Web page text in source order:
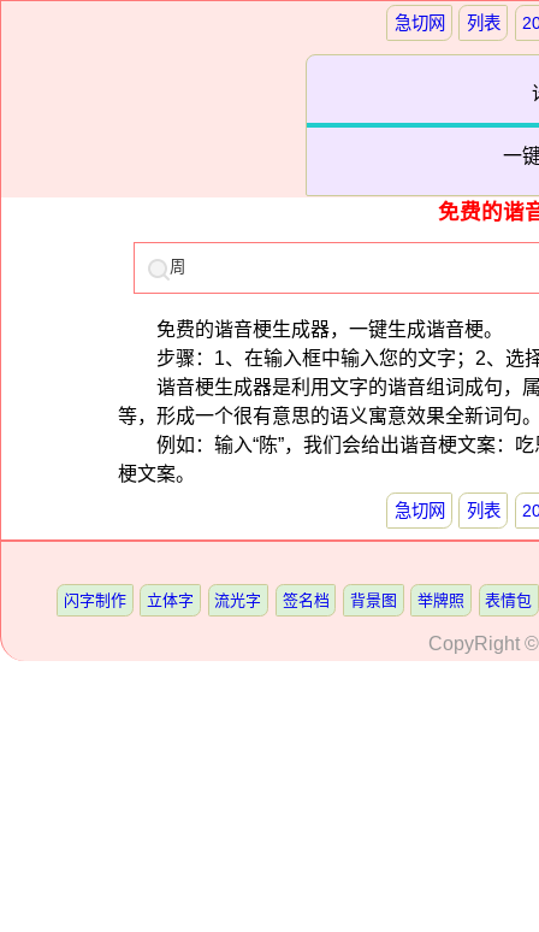
急切网 列表
一
免费的谐
免费的谐音梗生成器，一键生成谐音梗。
步骤：1、在输入框中输入您的文字；2、选
谐音梗生成器是利用文字的谐音组词成句，
等，形成一个很有意思的语义寓意效果全新词句
例如：输入“陈”，我们会给出谐音梗文案：
梗文案。
急切网 列表
闪字制作 立体字 流光字 签名档 背景图 举牌照 表情包
CopyRight